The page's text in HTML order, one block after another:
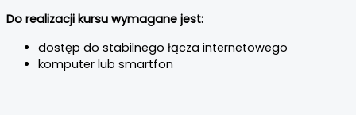
Do realizacji kursu wymagane jest:
dostęp do stabilnego łącza internetowego
komputer lub smartfon